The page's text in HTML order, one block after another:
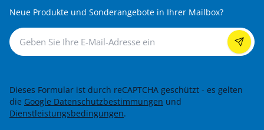
Neue Produkte und Sonderangebote in Ihrer Mailbox?
Newsletter
Dieses Formular ist durch reCAPTCHA geschützt - es gelten
die Google Datenschutzbestimmungen und
Dienstleistungsbedingungen.